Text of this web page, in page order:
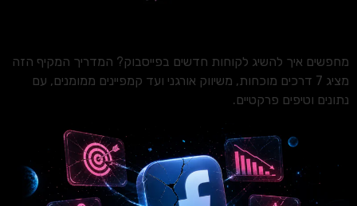
מחפשים איך להשיג לקוחות חדשים בפייסבוק? המדריך המקיף הזה
מציג 7 דרכים מוכחות, משיווק אורגני ועד קמפיינים ממומנים, עם
נתונים וטיפים פרקטיים.